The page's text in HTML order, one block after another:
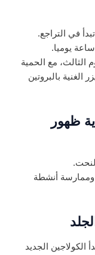
الثالث، مع الحمية
الغنية بالبروتين
ظهور
وممارسة أنشطة
الكولاجين الجديد